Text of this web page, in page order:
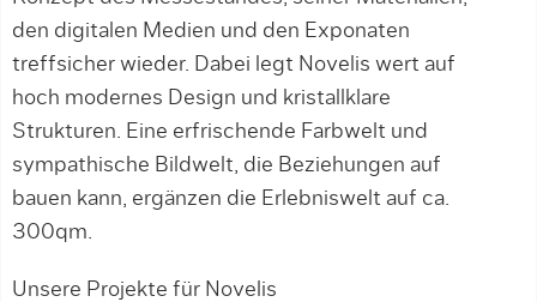
den digitalen Medien und den Exponaten
treffsicher wieder. Dabei legt Novelis wert auf
hoch modernes Design und kristallklare
Strukturen. Eine erfrischende Farbwelt und
sympathische Bildwelt, die Beziehungen auf
bauen kann, ergänzen die Erlebniswelt auf ca.
300qm.
Unsere Projekte für Novelis